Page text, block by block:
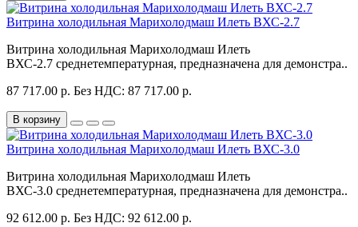
Витрина холодильная Марихолодмаш Илеть ВХС-2.7
Витрина холодильная Марихолодмаш Илеть
ВХС-2.7 среднетемпературная, предназначена для демонстра..
87 717.00 р. Без НДС: 87 717.00 р.
В корзину
Витрина холодильная Марихолодмаш Илеть ВХС-3.0
Витрина холодильная Марихолодмаш Илеть
ВХС-3.0 среднетемпературная, предназначена для демонстра..
92 612.00 р. Без НДС: 92 612.00 р.